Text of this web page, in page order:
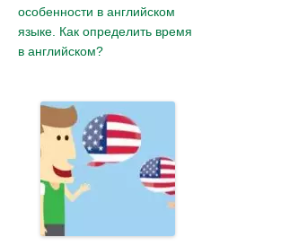
особенности в английском
языке. Как определить время
в английском?